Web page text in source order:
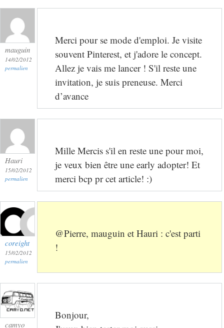
mauguin
14/02/2012
permalien
Merci pour se mode d'emploi. Je visite
souvent Pinterest, et j'adore le concept.
Allez je vais me lancer ! S'il reste une
invitation, je suis preneuse. Merci
d’avance
Hauri
15/02/2012
permalien
Mille Mercis s'il en reste une pour moi,
je veux bien être une early adopter! Et
merci bcp pr cet article! :)
coreight
15/02/2012
permalien
@Pierre, mauguin et Hauri : c'est parti
!
camyo
Bonjour,